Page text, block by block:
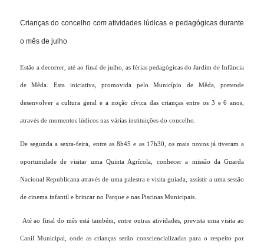
Crianças do concelho com atividades lúdicas e pedagógicas durante
o mês de julho
Estão a decorrer, até ao final de julho, as férias pedagógicas do Jardim de Infância
de Mêda. Esta iniciativa, promovida pelo Município de Mêda, pretende
desenvolver a cultura geral e a noção cívica das crianças entre os 3 e 6 anos,
através de momentos lúdicos nas várias instituições do concelho.
De segunda a sexta-feira, entre as 8h45 e as 17h30, os mais novos já tiveram a
oportunidade de visitar uma Quinta Agrícola, conhecer a missão da Guarda
Nacional Republicana através de uma palestra e visita guiada, assistir a uma sessão
de cinema infantil e brincar no Parque e nas Piscinas Municipais.
Até ao final do mês está também, entre outras atividades, prevista uma visita ao
Canil Municipal, onde as crianças serão consciencializadas para o respeito por